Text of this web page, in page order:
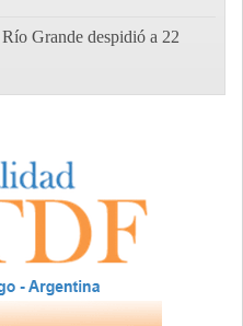
Grande despidió a 22